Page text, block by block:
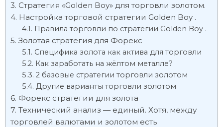
Стратегия «Golden Boy» для торговли золотом.
Настройка торговой стратегии Golden Boy .
Правила торговли по стратегии Golden Boy .
Золотая стратегия для Форекс
Специфика золота как актива для торговли
Как заработать на жёлтом металле?
2 базовые стратегии торговли золотом
Другие варианты торговли золотом
Форекс стратегии для золота
Технический анализ — единый. Хотя, между
торговлей валютами и золотом есть